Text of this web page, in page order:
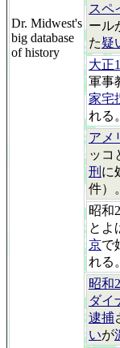
Dr. Midwest's
big database
of history
スペ
ール
た疑
大正
軍事
家宅
れる。
アメ
ッコ
刑 に
件）。
昭和
とよ
京で
れる。
昭和
ダイ
逮捕
いが